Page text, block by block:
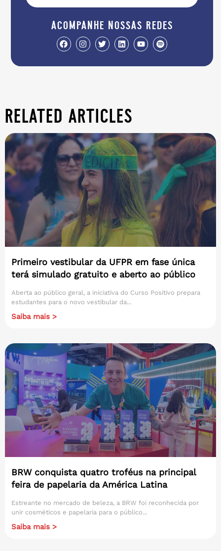
acompanhe nossas redes
related articles
Primeiro vestibular da UFPR em fase única
terá simulado gratuito e aberto ao público
Aberta ao público geral, a iniciativa do Curso Positivo prepara
estudantes para o novo vestibular da...
Saiba mais >
BRW conquista quatro troféus na principal
feira de papelaria da América Latina
Estreante no mercado de beleza, a BRW foi reconhecida por
unir cosméticos e papelaria para o público...
Saiba mais >